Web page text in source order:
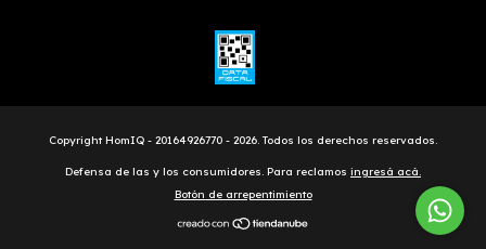
Copyright HomIQ - 20164926770 - 2026. Todos los derechos reservados.
Defensa de las y los consumidores. Para reclamos ingresá acá.
Botón de arrepentimiento